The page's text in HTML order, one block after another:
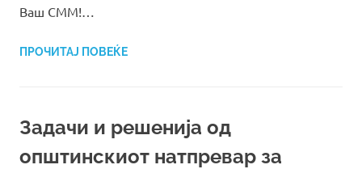
Ваш СММ!…
ПРОЧИТАЈ ПОВЕЌЕ
Задачи и решенија од
општинскиот натпревар за